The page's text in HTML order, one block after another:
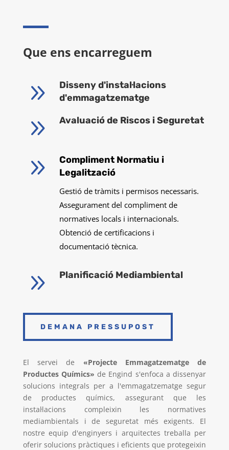
Que ens encarreguem
9
Disseny d'instal·lacions
d'emmagatzematge
9 Avaluació de Riscos i Seguretat
9
Compliment Normatiu i
Legalització
Gestió de tràmits i permisos necessaris.
Assegurament del compliment de
normatives locals i internacionals.
Obtenció de certificacions i
documentació tècnica.
9 Planificació Mediambiental
DEMANA PRESSUPOST
El servei de «Projecte Emmagatzematge de
Productes Químics» de Engind s'enfoca a dissenyar
solucions integrals per a l'emmagatzematge segur
de productes químics, assegurant que les
instal·lacions compleixin les normatives
mediambientals i de seguretat més exigents. El
nostre equip d'enginyers i arquitectes treballa per
oferir solucions pràctiques i eficients que protegeixin